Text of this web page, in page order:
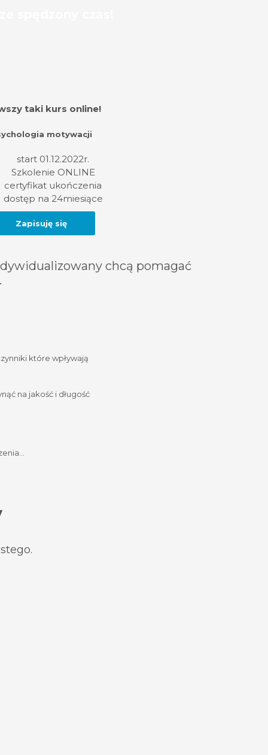
taki kurs online!
motywacji
start 01.12.2022r.
Szkolenie ONLINE
certyfikat ukończenia
dostęp na 24miesiące
Zapisuję się
chcą pomagać
które wpływają
na jakość i długość